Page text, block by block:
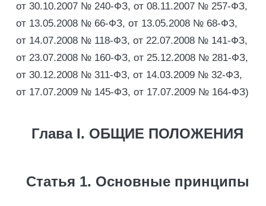
от 30.10.2007 № 240-ФЗ, от 08.11.2007 № 257-ФЗ,
от 13.05.2008 № 66-ФЗ, от 13.05.2008 № 68-ФЗ,
от 14.07.2008 № 118-ФЗ, от 22.07.2008 № 141-ФЗ,
от 23.07.2008 № 160-ФЗ, от 25.12.2008 № 281-ФЗ,
от 30.12.2008 № 311-ФЗ, от 14.03.2009 № 32-ФЗ,
от 17.07.2009 № 145-ФЗ, от 17.07.2009 № 164-ФЗ)
Глава I. ОБЩИЕ ПОЛОЖЕНИЯ
Статья 1. Основные принципы